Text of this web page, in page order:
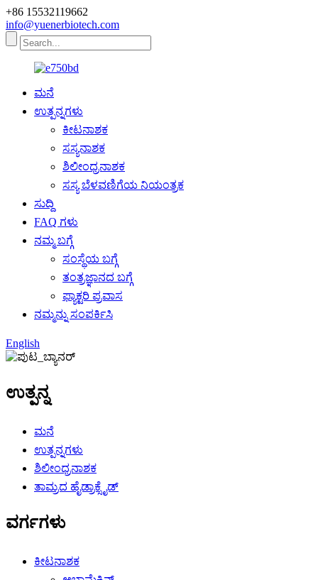
+86 15532119662
info@yuenerbiotech.com
ಮನೆ
ಉತ್ಪನ್ನಗಳು
ಕೀಟನಾಶಕ
ಸಸ್ಯನಾಶಕ
ಶಿಲೀಂಧ್ರನಾಶಕ
ಸಸ್ಯ ಬೆಳವಣಿಗೆಯ ನಿಯಂತ್ರಕ
ಸುದ್ದಿ
FAQ ಗಳು
ನಮ್ಮ ಬಗ್ಗೆ
ಸಂಸ್ಥೆಯ ಬಗ್ಗೆ
ತಂತ್ರಜ್ಞಾನದ ಬಗ್ಗೆ
ಫ್ಯಾಕ್ಟರಿ ಪ್ರವಾಸ
ನಮ್ಮನ್ನು ಸಂಪರ್ಕಿಸಿ
English
ಉತ್ಪನ್ನ
ಮನೆ
ಉತ್ಪನ್ನಗಳು
ಶಿಲೀಂಧ್ರನಾಶಕ
ತಾಮ್ರದ ಹೈಡ್ರಾಕ್ಸೈಡ್
ವರ್ಗಗಳು
ಕೀಟನಾಶಕ